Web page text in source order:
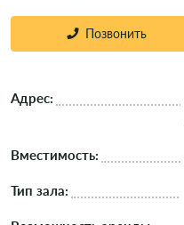
Позвонить
Адрес:
Вместимость:
Тип зала: